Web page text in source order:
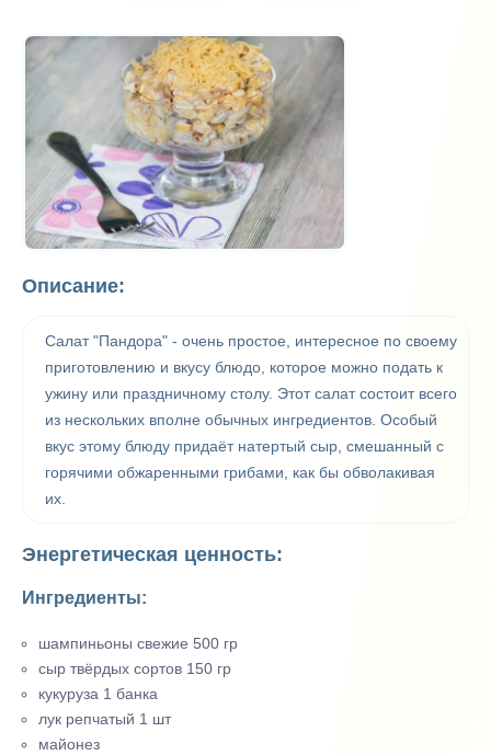
Описание:
Салат "Пандора" - очень простое, интересное по своему
приготовлению и вкусу блюдо, которое можно подать к
ужину или праздничному столу. Этот салат состоит всего
из нескольких вполне обычных ингредиентов. Особый
вкус этому блюду придаёт натертый сыр, смешанный с
горячими обжаренными грибами, как бы обволакивая
их.
Энергетическая ценность:
Ингредиенты:
шампиньоны свежие 500 гр
сыр твёрдых сортов 150 гр
кукуруза 1 банка
лук репчатый 1 шт
майонез